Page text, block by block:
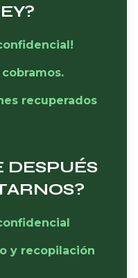
recuperados
DESPUÉS
y recopilación